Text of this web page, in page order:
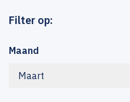
Filter op:
Maand
Maart